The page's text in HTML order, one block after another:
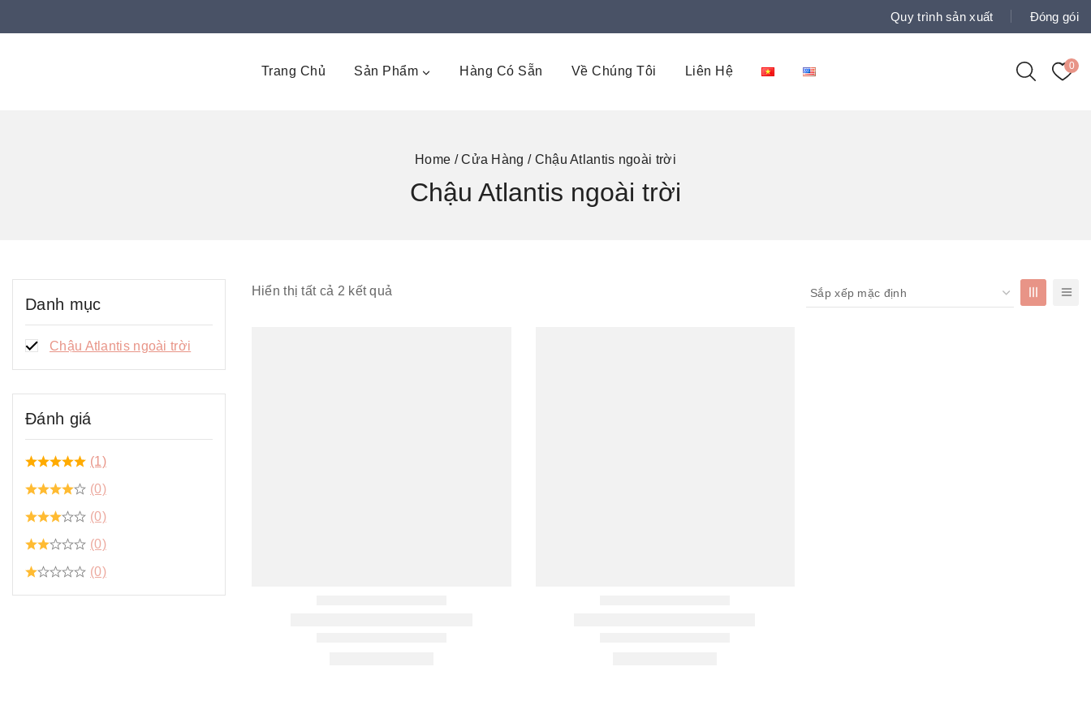
Quy trình sản xuất Đóng gói
Trang Chủ Sản Phẩm Hàng Có Sẵn Về Chúng Tôi Liên Hệ 0
Home / Cửa Hàng / Chậu Atlantis ngoài trời
Chậu Atlantis ngoài trời
Hiển thị tất cả 2kết quả
Danh mục
Chậu Atlantis ngoài trời
Đánh giá
(1)
(0)
(0)
(0)
(0)